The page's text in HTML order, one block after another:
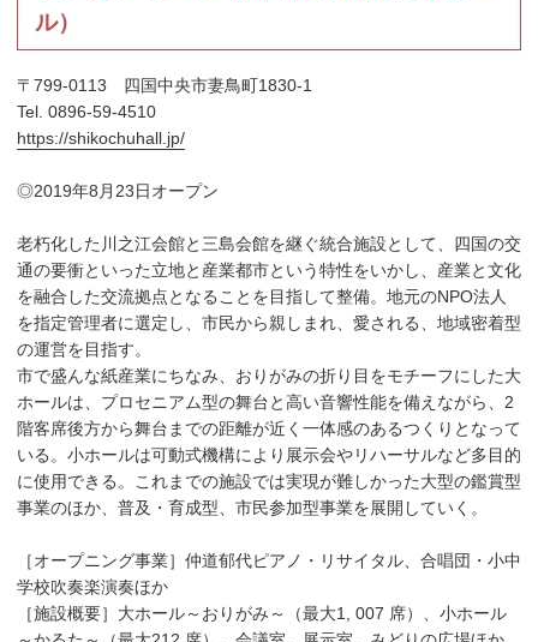
ル）
〒799-0113 四国中央市妻鳥町1830-1
Tel. 0896-59-4510
https://shikochuhall.jp/
◎2019年8月23日オープン
老朽化した川之江会館と三島会館を継ぐ統合施設として、四国の交
通の要衝といった立地と産業都市という特性をいかし、産業と文化
を融合した交流拠点となることを目指して整備。地元のNPO法人
を指定管理者に選定し、市民から親しまれ、愛される、地域密着型
の運営を目指す。
市で盛んな紙産業にちなみ、おりがみの折り目をモチーフにした大
ホールは、プロセニアム型の舞台と高い音響性能を備えながら、2
階客席後方から舞台までの距離が近く一体感のあるつくりとなって
いる。小ホールは可動式機構により展示会やリハーサルなど多目的
に使用できる。これまでの施設では実現が難しかった大型の鑑賞型
事業のほか、普及・育成型、市民参加型事業を展開していく。
［オープニング事業］仲道郁代ピアノ・リサイタル、合唱団・小中
学校吹奏楽演奏ほか
［施設概要］大ホール～おりがみ～（最大1, 007 席）、小ホール